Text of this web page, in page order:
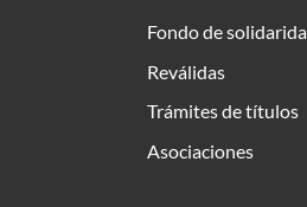
Fondo de
Reválidas
Trámites de títulos
Asociaciones